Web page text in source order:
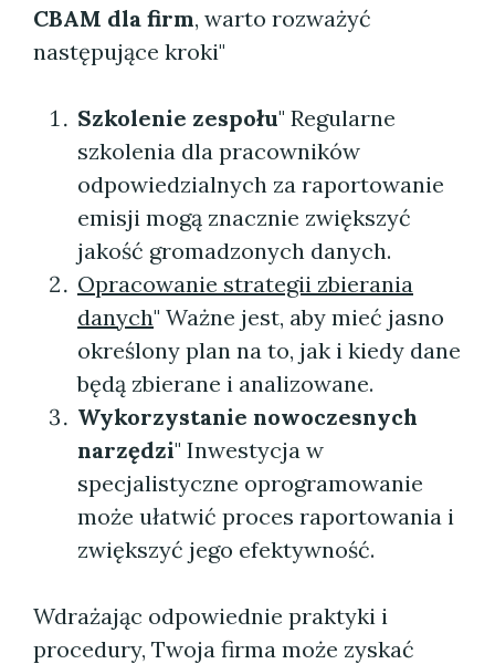
CBAM dla firm, warto rozważyć
następujące kroki"
Szkolenie zespołu" Regularne
szkolenia dla pracowników
odpowiedzialnych za raportowanie
emisji mogą znacznie zwiększyć
jakość gromadzonych danych.
Opracowanie strategii zbierania
danych" Ważne jest, aby mieć jasno
określony plan na to, jak i kiedy dane
będą zbierane i analizowane.
Wykorzystanie nowoczesnych
narzędzi" Inwestycja w
specjalistyczne oprogramowanie
może ułatwić proces raportowania i
zwiększyć jego efektywność.
Wdrażając odpowiednie praktyki i
procedury, Twoja firma może zyskać